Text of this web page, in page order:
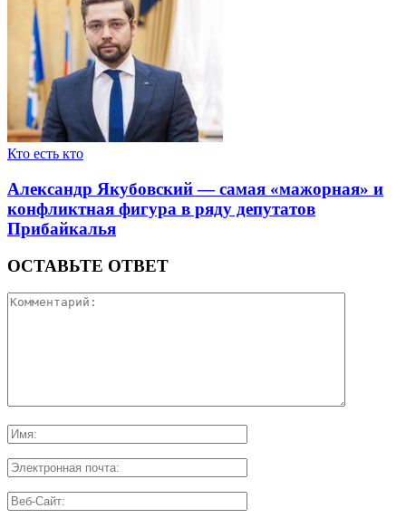
Кто есть кто
Александр Якубовский — самая «мажорная» и
конфликтная фигура в ряду депутатов
Прибайкалья
ОСТАВЬТЕ ОТВЕТ